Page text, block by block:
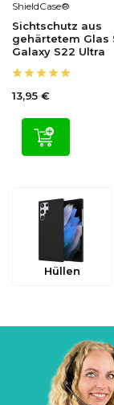
ShieldCase®
Sichtschutz aus
gehärtetem Glas
Galaxy S22 Ultra
13,95 €
Hüllen